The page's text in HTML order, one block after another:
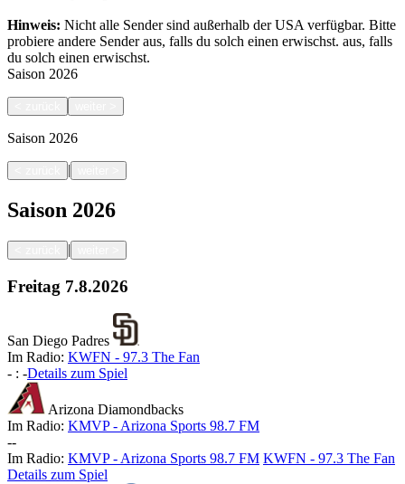
Hinweis: Nicht alle Sender sind außerhalb der USA verfügbar. Bitte
probiere andere Sender aus, falls du solch einen erwischst. aus, falls
du solch einen erwischst.
Saison 2026
Saison 2026
|
Saison 2026
|
Freitag 7.8.2026
San Diego Padres
Im Radio: KWFN - 97.3 The Fan
- : -Details zum Spiel
Arizona Diamondbacks
Im Radio: KMVP - Arizona Sports 98.7 FM
--
Im Radio: KMVP - Arizona Sports 98.7 FM KWFN - 97.3 The Fan
Details zum Spiel